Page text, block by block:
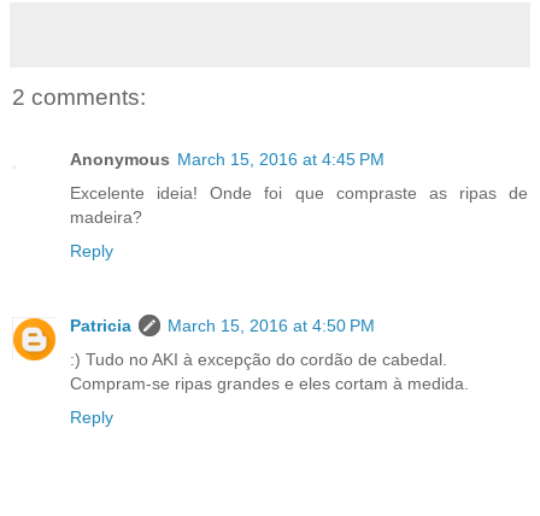
2 comments:
Anonymous March 15, 2016 at 4:45 PM
Excelente ideia! Onde foi que compraste as ripas de
madeira?
Reply
Patricia
March 15, 2016 at 4:50 PM
:) Tudo no AKI à excepção do cordão de cabedal.
Compram-se ripas grandes e eles cortam à medida.
Reply